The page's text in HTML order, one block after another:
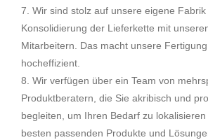
7. Wir sind stolz auf unsere eigene Fabrik
Konsolidierung der Lieferkette mit
Mitarbeitern. Das macht unsere
hocheffizient.
8. Wir verfügen über ein Team von
Produktberatern, die Sie akribisch und
begleiten, um Ihren Bedarf zu
besten passenden Produkte und